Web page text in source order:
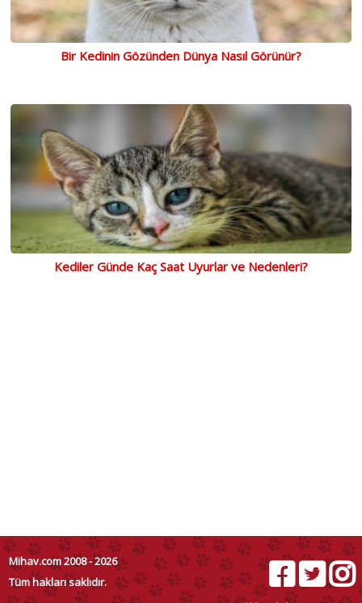
Bir Kedinin Gözünden Dünya Nasıl Görünür?
Kediler Günde Kaç Saat Uyurlar ve Nedenleri?
Mihav.com 2008 - 2026
Tüm hakları saklıdır.